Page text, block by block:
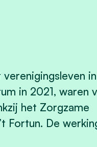
in
in 2021, waren
het Zorgzame
Fortun. De